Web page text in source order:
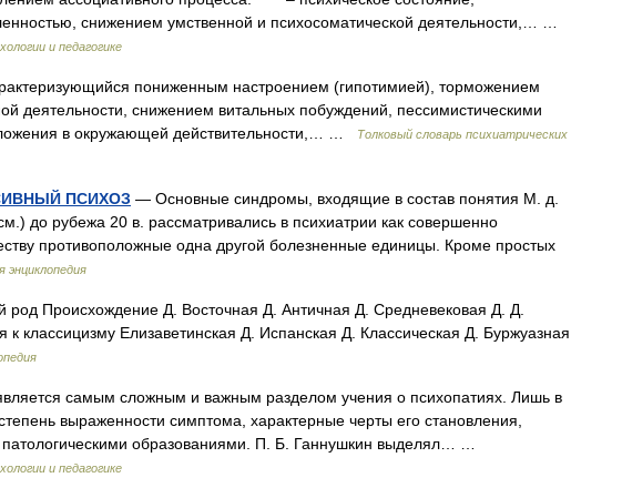
снижением умственной и психосоматической деятельности,… …
и педагогике
пониженным настроением (гипотимией), торможением
деятельности, снижением витальных побуждений, пессимистическими
в окружающей действительности,… …
Толковый словарь психиатрических
ПСИХОЗ — Основные синдромы, входящие в состав понятия М. д.
до рубежа 20 в. рассматривались в психиатрии как совершенно
противоположные одна другой болезненные единицы. Кроме простых
энциклопедия
род Происхождение Д. Восточная Д. Античная Д. Средневековая Д. Д.
к классицизму Елизаветинская Д. Испанская Д. Классическая Д. Буржуазная
самым сложным и важным разделом учения о психопатиях. Лишь в
выраженности симптома, характерные черты его становления,
патологическими образованиями. П. Б. Ганнушкин выделял… …
и педагогике